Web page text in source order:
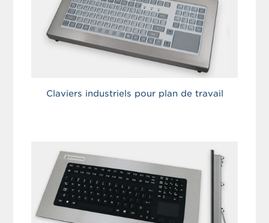
Claviers industriels pour plan de travail